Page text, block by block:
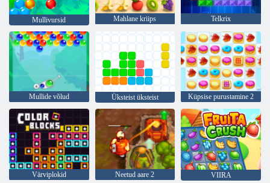
Mullivursid Mahlane kriips Telkrix
Mullide võlud Üksteist üksteist Küpsise purustamine 2
Värviplokid Neetud aare 2
VIIRA